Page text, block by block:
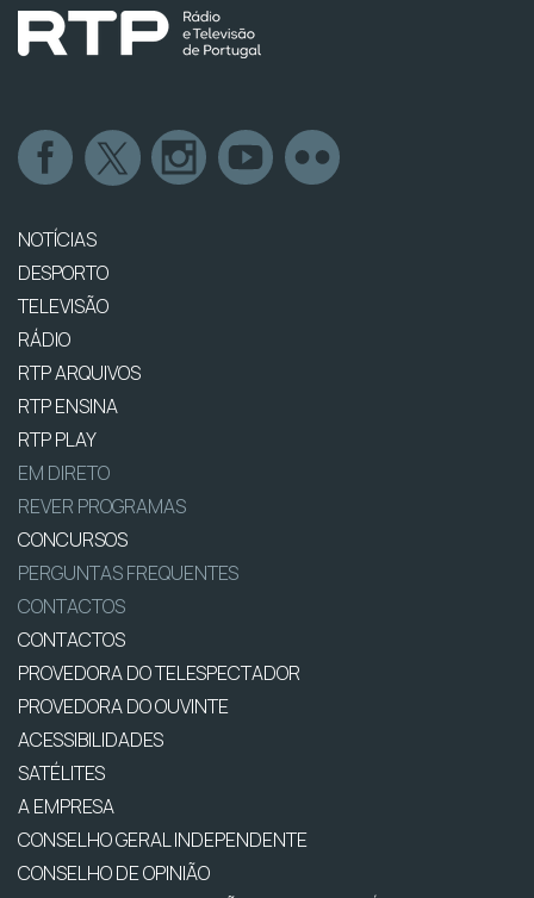
NOTÍCIAS
DESPORTO
TELEVISÃO
RÁDIO
RTP ARQUIVOS
RTP ENSINA
RTP PLAY
EM DIRETO
REVER PROGRAMAS
CONCURSOS
PERGUNTAS FREQUENTES
CONTACTOS
CONTACTOS
PROVEDORA DO TELESPECTADOR
PROVEDORA DO OUVINTE
ACESSIBILIDADES
SATÉLITES
A EMPRESA
CONSELHO GERAL INDEPENDENTE
CONSELHO DE OPINIÃO